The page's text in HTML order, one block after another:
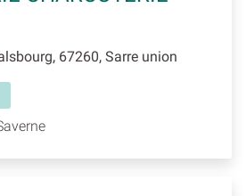
67260, Sarre union